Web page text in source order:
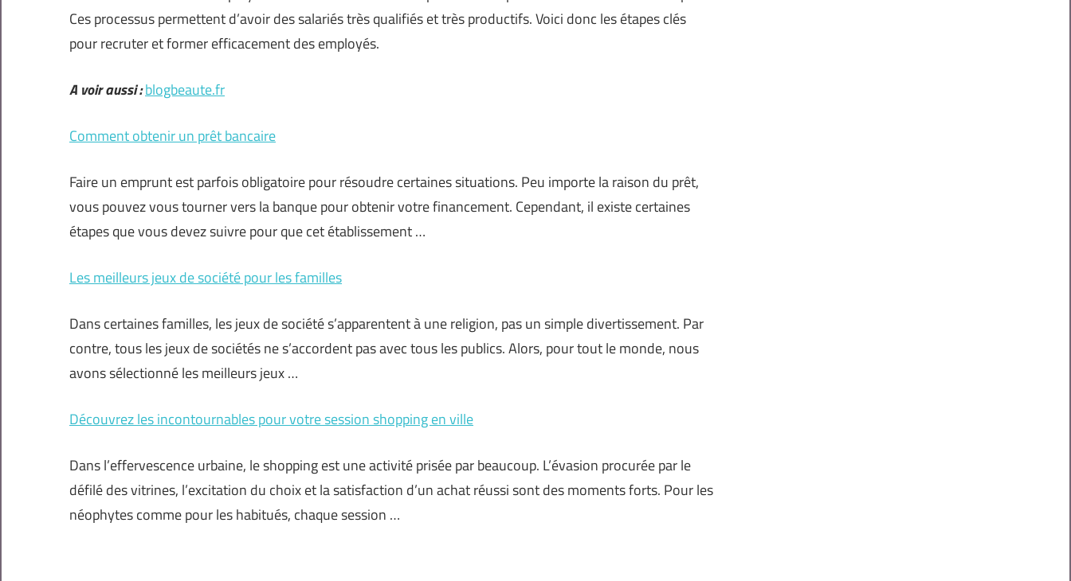
Ces processus permettent d’avoir des salariés très qualifiés et très productifs. Voici donc les étapes clés
pour recruter et former efficacement des employés.
A voir aussi :blogbeaute.fr
Comment obtenir un prêt bancaire
Faire un emprunt est parfois obligatoire pour résoudre certaines situations. Peu importe la raison du prêt,
vous pouvez vous tourner vers la banque pour obtenir votre financement. Cependant, il existe certaines
étapes que vous devez suivre pour que cet établissement …
Les meilleurs jeux de société pour les familles
Dans certaines familles, les jeux de société s’apparentent à une religion, pas un simple divertissement. Par
contre, tous les jeux de sociétés ne s’accordent pas avec tous les publics. Alors, pour tout le monde, nous
avons sélectionné les meilleurs jeux …
Découvrez les incontournables pour votre session shopping en ville
Dans l’effervescence urbaine, le shopping est une activité prisée par beaucoup. L’évasion procurée par le
défilé des vitrines, l’excitation du choix et la satisfaction d’un achat réussi sont des moments forts. Pour les
néophytes comme pour les habitués, chaque session …